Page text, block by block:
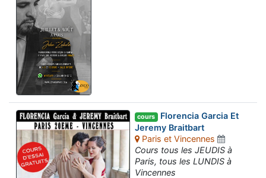
cours Florencia Garcia Et
Jeremy Braitbart
Paris et Vincennes
Cours tous les JEUDIS à
Paris, tous les LUNDIS à
Vincennes